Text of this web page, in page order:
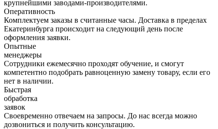
крупнейшими заводами-производителями.
Оперативность
Комплектуем заказы в считанные часы. Доставка в пределах
Екатеринбурга происходит на следующий день после
оформления заявки.
Опытные
менеджеры
Сотрудники ежемесячно проходят обучение, и смогут
компетентно подобрать равноценную замену товару, если его
нет в наличии.
Быстрая
обработка
заявок
Своевременно отвечаем на запросы. До нас всегда можно
дозвониться и получить консультацию.